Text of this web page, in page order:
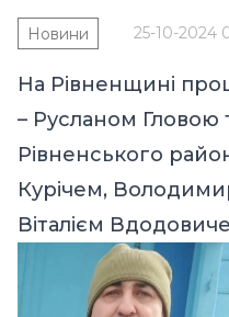
25-10-2024
Новини
На Рівненщині
– Русланом Гловою
Рівненського
Курічем,
Віталієм